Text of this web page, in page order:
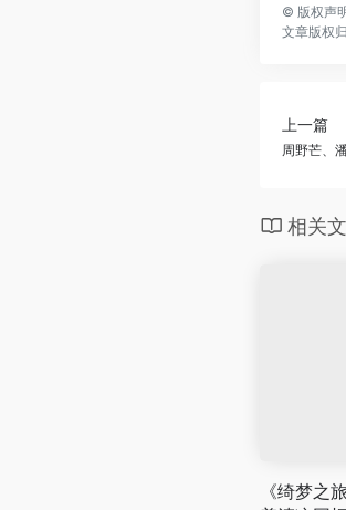
© 版权声
文章版权
上一篇
周野芒、
相关
《绮梦之